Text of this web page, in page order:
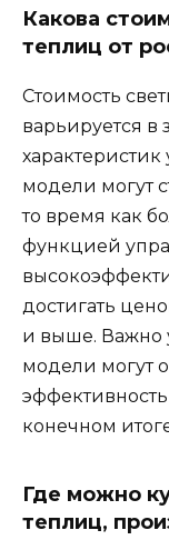
Какова
теплиц от
Стоимость
варьируется в
модели могут
то время как
функцией
достигать
и выше. Важно
модели могут
конечном
Где можно
теплиц,